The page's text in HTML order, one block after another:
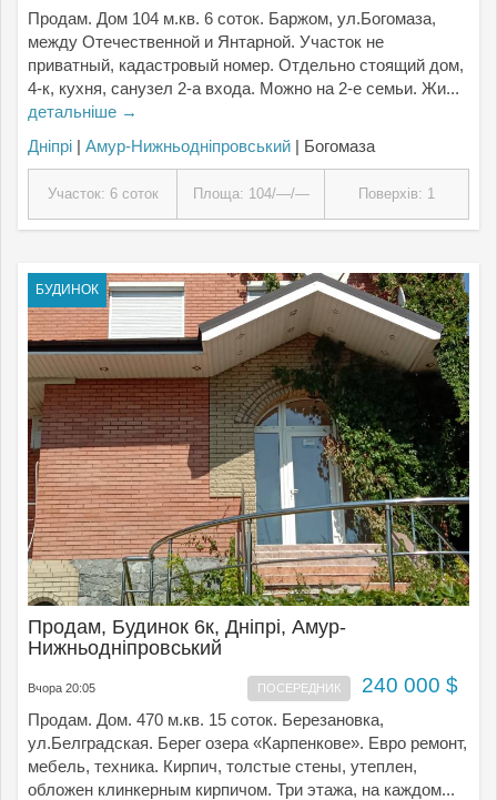
Продам. Дом 104 м.кв. 6 соток. Баржом, ул.Богомаза,
между Отечественной и Янтарной. Участок не
приватный, кадастровый номер. Отдельно стоящий дом,
4-к, кухня, санузел 2-а входа. Можно на 2-е семьи. Жи...
детальніше →
Дніпрі | Амур-Нижньодніпровський | Богомаза
Участок: 6 соток Площа: 104/—/— Поверхів: 1
БУДИНОК
Продам, Будинок 6к, Дніпрі, Амур-
Нижньодніпровський
Вчора 20:05 ПОСЕРЕДНИК 240 000 $
Продам. Дом. 470 м.кв. 15 соток. Березановка,
ул.Белградская. Берег озера «Карпенкове». Евро ремонт,
мебель, техника. Кирпич, толстые стены, утеплен,
обложен клинкерным кирпичом. Три этажа, на каждом...